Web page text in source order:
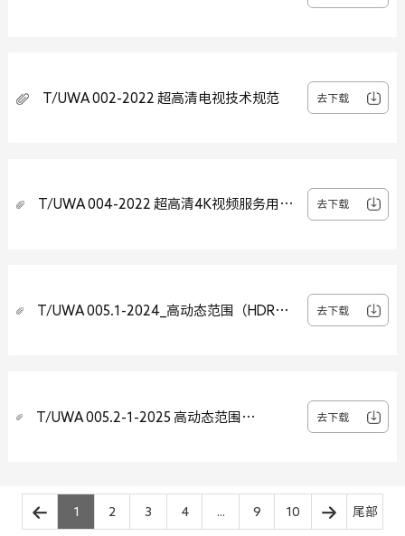
T/UWA 002-2022 超高清电视技术规范 去下载
T/UWA 004-2022 超高清4K视频服务用户
去下载
T/UWA 005.1-2024_高动态范围（HDR）
去下载
T/UWA 005.2-1-2025 高动态范围
去下载
1 2 3 4 ... 9 10 尾部